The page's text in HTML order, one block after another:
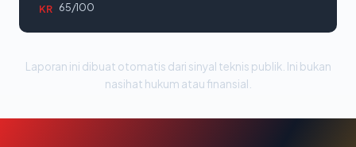
KR 65/100
Laporan ini dibuat otomatis dari sinyal teknis publik. Ini bukan
nasihat hukum atau finansial.